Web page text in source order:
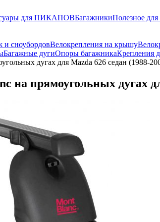
для ПИКАПОВБагажникиПолезное для
и сноубордовВелокрепления на крышу
Багажные дугиОпоры багажникаКрепления
дугах для Mazda 626 седан (1988-
на прямоугольных дугах